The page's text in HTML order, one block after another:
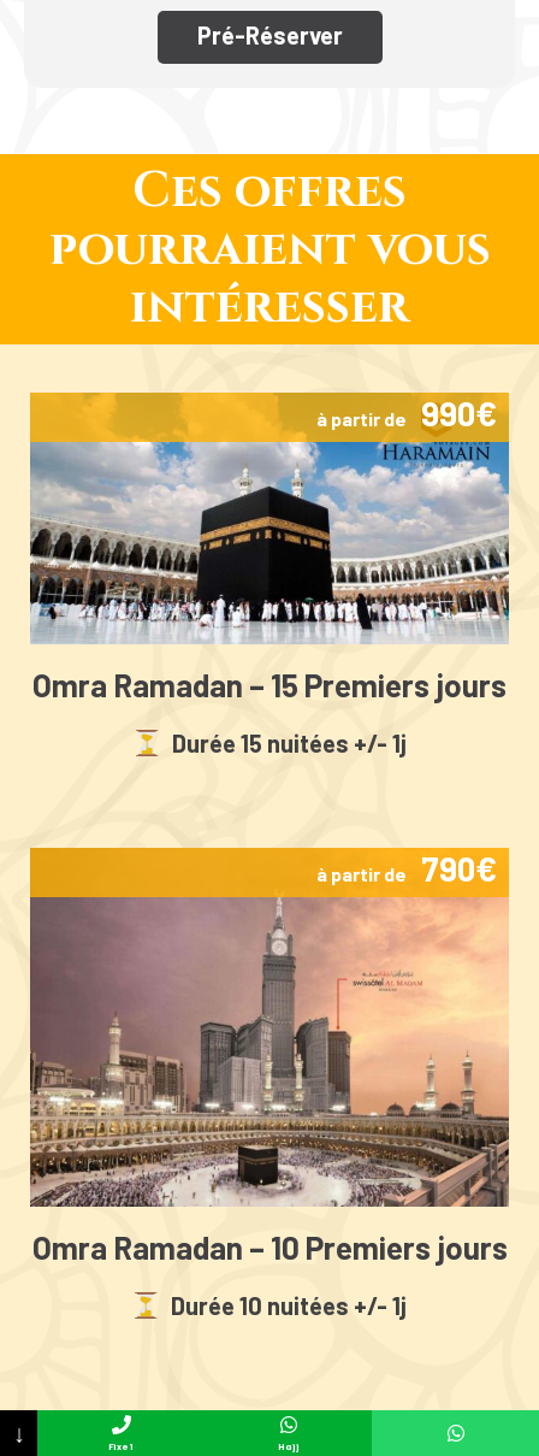
Pré-Réserver
Ces offres
pourraient vous
intéresser
à partir de 990€
Omra Ramadan – 15 Premiers jours
Durée 15 nuitées +/- 1j
à partir de 790€
Omra Ramadan – 10 Premiers jours
Durée 10 nuitées +/- 1j
490€
↓ Fixe 1 Hajj